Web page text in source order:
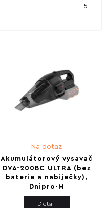
5
Akumulátorový vysavač
DVA-200BC ULTRA (bez
baterie a nabiječky),
Dnipro-M
Na dotaz
Detail